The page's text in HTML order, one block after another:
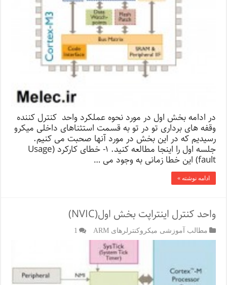
در ادامه بخش اول در مورد نحوه عملکرد واحد کنترل کننده
وقفه های برداری تو در تو به قسمت استثناهای داخلی میکرو
رسیدیم که در این بخش در مورد آنها صحبت می کنیم.
جلسه اول را اینجا مطالعه کنید. ۱- خطای کارکرد (Usage
fault) این خطا زمانی به وجود می …
ادامه نوشته »
واحد کنترل اینتراپت بخش اول(NVIC)
مطالب آموزشی میکروکنترلرهای ARM 1